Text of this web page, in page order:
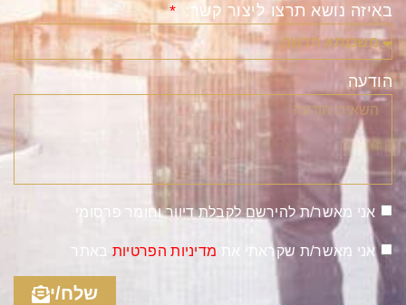
באיזה נושא תרצו ליצור קשר:
הודעה
אני מאשר/ת להירשם לקבלת דיוור וחומר פרסומי
אני מאשר/ת שקראתי את מדיניות הפרטיות באתר
שלח/י